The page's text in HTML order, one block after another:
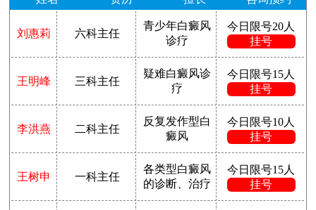
刘惠莉 六科主任
青少年白癜风
诊疗
今日限号20人
挂号
王明峰 三科主任
疑难白癜风诊
疗
今日限号15人
挂号
李洪燕 二科主任
反复发作型白
癜风
今日限号10人
挂号
王树申 一科主任
各类型白癜风
的诊断、治疗
今日限号15人
挂号